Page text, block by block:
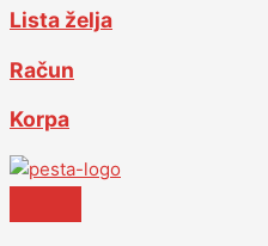
Lista želja
Račun
Korpa